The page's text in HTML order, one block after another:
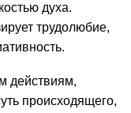
духа.
трудолюбие,
действиям,
происходящего,